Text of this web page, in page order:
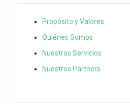
Propósito y Valores
Quiénes Somos
Nuestros Servicios
Nuestros Partners